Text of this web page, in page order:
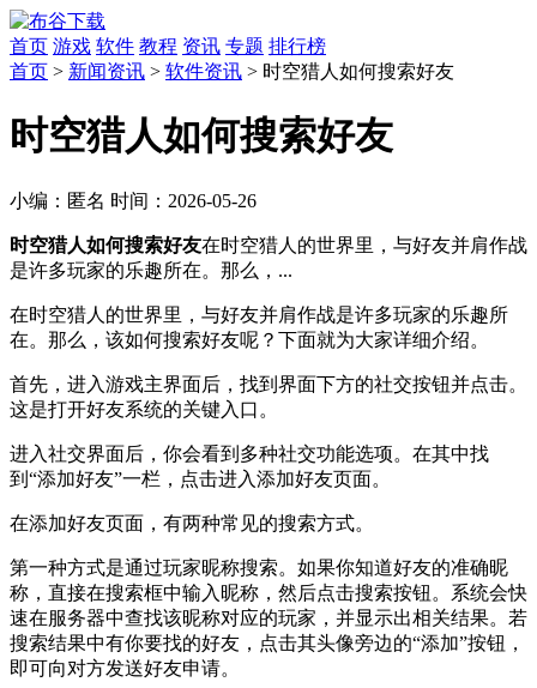
首页 游戏 软件 教程 资讯 专题 排行榜
首页 > 新闻资讯 > 软件资讯 > 时空猎人如何搜索好友
时空猎人如何搜索好友
小编： 匿名 时间： 2026-05-26
时空猎人如何搜索好友在时空猎人的世界里，与好友并肩作战
是许多玩家的乐趣所在。那么，...
在时空猎人的世界里，与好友并肩作战是许多玩家的乐趣所
在。那么，该如何搜索好友呢？下面就为大家详细介绍。
首先，进入游戏主界面后，找到界面下方的社交按钮并点击。
这是打开好友系统的关键入口。
进入社交界面后，你会看到多种社交功能选项。在其中找
到“添加好友”一栏，点击进入添加好友页面。
在添加好友页面，有两种常见的搜索方式。
第一种方式是通过玩家昵称搜索。如果你知道好友的准确昵
称，直接在搜索框中输入昵称，然后点击搜索按钮。系统会快
速在服务器中查找该昵称对应的玩家，并显示出相关结果。若
搜索结果中有你要找的好友，点击其头像旁边的“添加”按钮，
即可向对方发送好友申请。